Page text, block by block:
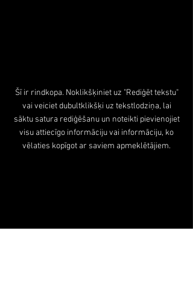
Šī ir rindkopa. Noklikšķiniet uz "Rediģēt tekstu"
vai veiciet dubultklikšķi uz tekstlodziņa, lai
sāktu satura rediģēšanu un noteikti pievienojiet
visu attiecīgo informāciju vai informāciju, ko
vēlaties kopīgot ar saviem apmeklētājiem.
Sadaļas nosaukums